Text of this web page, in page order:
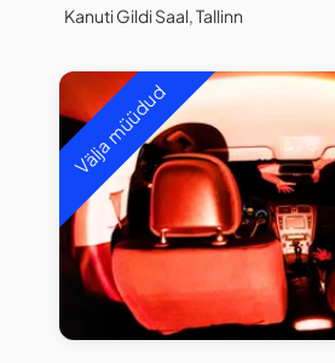
Kanuti Gildi Saal, Tallinn
Välja müüdud